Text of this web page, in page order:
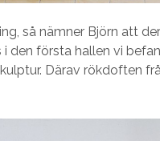
så nämner Björn att
den första hallen vi
Därav rökdoften